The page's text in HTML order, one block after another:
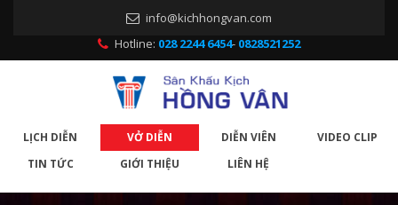
info@kichhongvan.com
Hotline: 028 2244 6454- 0828521252
LỊCH DIỄN VỞ DIỄN DIỄN VIÊN
VIDEO CLIP
TIN TỨC
GIỚI THIỆU LIÊN HỆ